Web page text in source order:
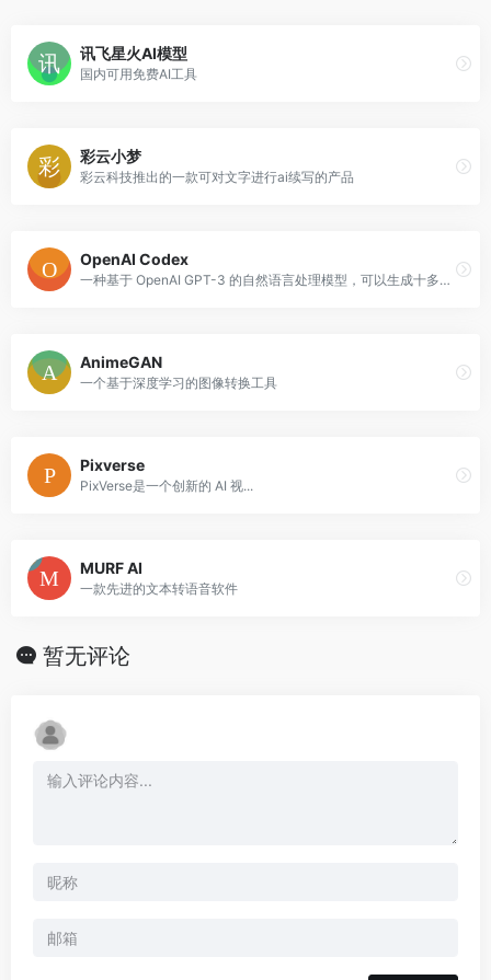
讯飞星火AI模型
国内可用免费AI工具
彩云小梦
彩云科技推出的一款可对文字进行ai续写的产品
OpenAI Codex
一种基于 OpenAI GPT-3 的自然语言处理模型，可以生成十多种编程语言的工作代码
AnimeGAN
一个基于深度学习的图像转换工具
Pixverse
PixVerse是一个创新的 AI 视...
MURF AI
一款先进的文本转语音软件
暂无评论